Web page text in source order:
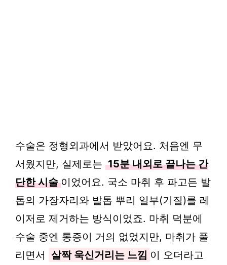
수술은 정형외과에서 받았어요. 처음엔 무
서웠지만, 실제로는 15분 내외로 끝나는 간
단한 시술 이었어요. 국소 마취 후 파고든 발
톱의 가장자리와 발톱 뿌리 일부(기질)를 레
이저로 제거하는 방식이었죠. 마취 덕분에
수술 중엔 통증이 거의 없었지만, 마취가 풀
리면서 살짝 욱신거리는 느낌 이 오더라고